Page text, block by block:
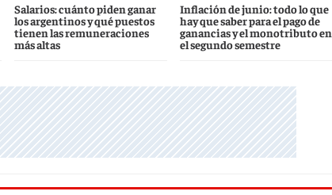
Salarios: cuánto piden ganar
los argentinos y qué puestos
tienen las remuneraciones
más altas
Inflación de junio: todo lo que
hay que saber para el pago de
ganancias y el monotributo en
el segundo semestre